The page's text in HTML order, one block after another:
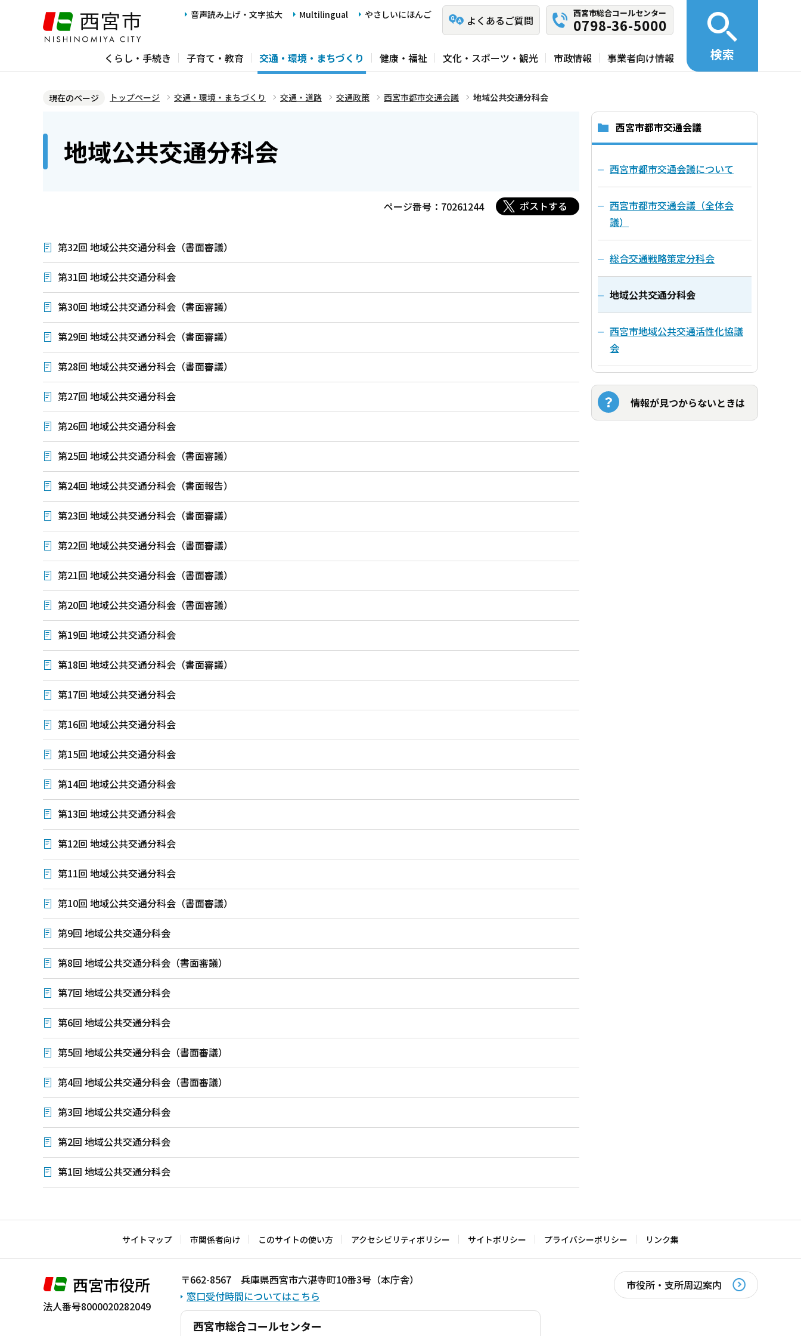
ジ
音声読み上げ・文字拡大 Multilingual やさしいにほんご よくあるご質問
西宮市総合コールセンター
0798-36-5000
くらし・手続き 子育て・教育 交通・環境・まちづくり 健康・福祉 文化・スポーツ・観光 市政情報 事業者向け情報 検索
現在のページ トップページ 交通・環境・まちづくり 交通・道路 交通政策 西宮市都市交通会議 地域公共交通分科会
地域公共交通分科会
ページ番号：70261244 ポストする
第32回 地域公共交通分科会（書面審議）
第31回 地域公共交通分科会
第30回 地域公共交通分科会（書面審議）
第29回 地域公共交通分科会（書面審議）
第28回 地域公共交通分科会（書面審議）
第27回 地域公共交通分科会
第26回 地域公共交通分科会
第25回 地域公共交通分科会（書面審議）
第24回 地域公共交通分科会（書面報告）
第23回 地域公共交通分科会（書面審議）
第22回 地域公共交通分科会（書面審議）
第21回 地域公共交通分科会（書面審議）
第20回 地域公共交通分科会（書面審議）
第19回 地域公共交通分科会
第18回 地域公共交通分科会（書面審議）
第17回 地域公共交通分科会
第16回 地域公共交通分科会
第15回 地域公共交通分科会
第14回 地域公共交通分科会
第13回 地域公共交通分科会
第12回 地域公共交通分科会
第11回 地域公共交通分科会
第10回 地域公共交通分科会（書面審議）
第9回 地域公共交通分科会
第8回 地域公共交通分科会（書面審議）
第7回 地域公共交通分科会
第6回 地域公共交通分科会
第5回 地域公共交通分科会（書面審議）
第4回 地域公共交通分科会（書面審議）
第3回 地域公共交通分科会
第2回 地域公共交通分科会
第1回 地域公共交通分科会
文
で
西宮市都市交通会議
西宮市都市交通会議について
西宮市都市交通会議（全体会
議）
総合交通戦略策定分科会
地域公共交通分科会
西宮市地域公共交通活性化協議
会
情報が見つからないときは
サイトマップ 市関係者向け このサイトの使い方 アクセシビリティポリシー サイトポリシー プライバシーポリシー リンク集
西宮市役所
法人番号8000020282049
〒662-8567 兵庫県西宮市六湛寺町10番3号（本庁舎）
窓口受付時間についてはこちら
西宮市総合コールセンター
市役所・支所周辺案内